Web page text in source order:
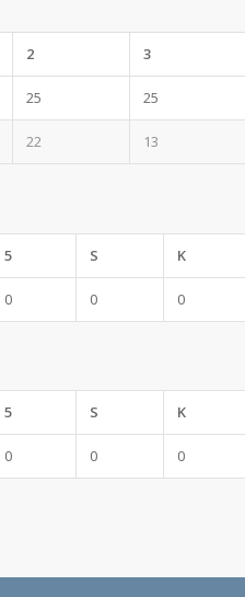
2 3
25 25
22 13
5 S K
0 0 0
5 S K
0 0 0